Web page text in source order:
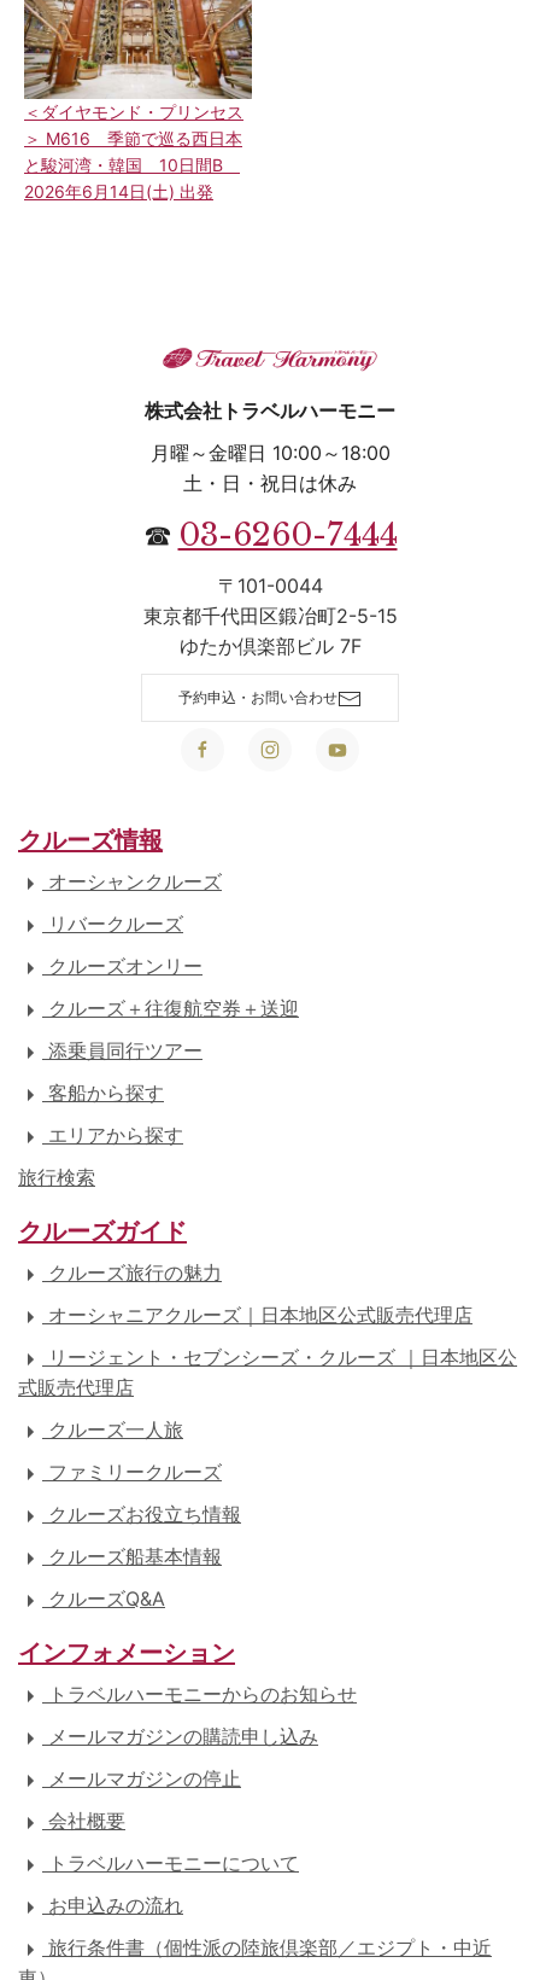
＜ダイヤモンド・プリンセス
＞ M616 季節で巡る西日本
と駿河湾・韓国 10日間B
2026年6月14日(土) 出発
株式会社トラベルハーモニー
月曜～金曜日 10:00～18:00
土・日・祝日は休み
☎ 03-6260-7444
〒101-0044
東京都千代田区鍛冶町2-5-15
ゆたか倶楽部ビル 7F
予約申込・お問い合わせ
クルーズ情報
オーシャンクルーズ
リバークルーズ
クルーズオンリー
クルーズ＋往復航空券＋送迎
添乗員同行ツアー
客船から探す
エリアから探す
旅行検索
クルーズガイド
クルーズ旅行の魅力
オーシャニアクルーズ｜日本地区公式販売代理店
リージェント・セブンシーズ・クルーズ ｜日本地区公
式販売代理店
クルーズ一人旅
ファミリークルーズ
クルーズお役立ち情報
クルーズ船基本情報
クルーズQ&A
インフォメーション
トラベルハーモニーからのお知らせ
メールマガジンの購読申し込み
メールマガジンの停止
会社概要
トラベルハーモニーについて
お申込みの流れ
旅行条件書（個性派の陸旅倶楽部／エジプト・中近